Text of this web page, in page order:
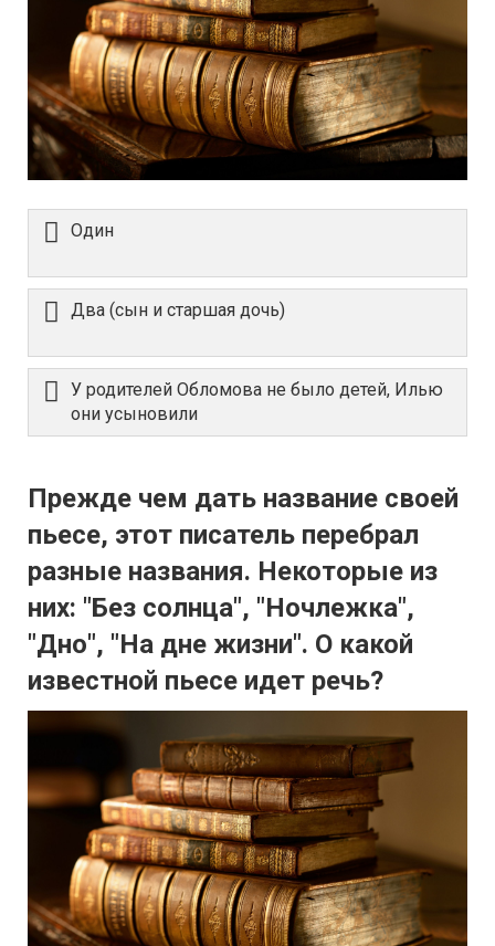
Один
Два (сын и старшая дочь)
У родителей Обломова не было детей, Илью
они усыновили
Прежде чем дать название своей
пьесе, этот писатель перебрал
разные названия. Некоторые из
них: "Без солнца", "Ночлежка",
"Дно", "На дне жизни". О какой
известной пьесе идет речь?